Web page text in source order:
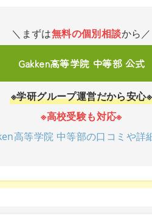
＼まずは無料の個別相談から／
Gakken高等学院 中等部 公式
※学研グループ運営だから安心※
※高校受験も対応※
高等学院 中等部の口コミや詳